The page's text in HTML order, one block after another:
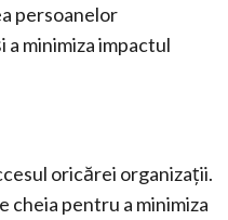
persoanelor
minimiza impactul
oricărei organizații.
pentru a minimiza